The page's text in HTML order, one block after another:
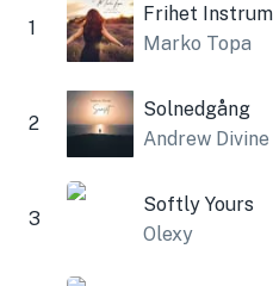
1
Marko Topa
2
Solnedgång
Andrew Divine
3
Softly Yours
Olexy